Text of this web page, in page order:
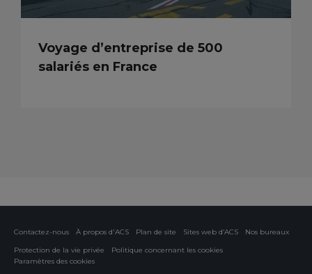
Voyage d’entreprise de 500
salariés en France
Contactez-nous À propos d'ACS Plan de site Sites web d’ACS
Nos bureaux
Protection de la vie privée
Politique concernant les cookies
Paramètres des cookies